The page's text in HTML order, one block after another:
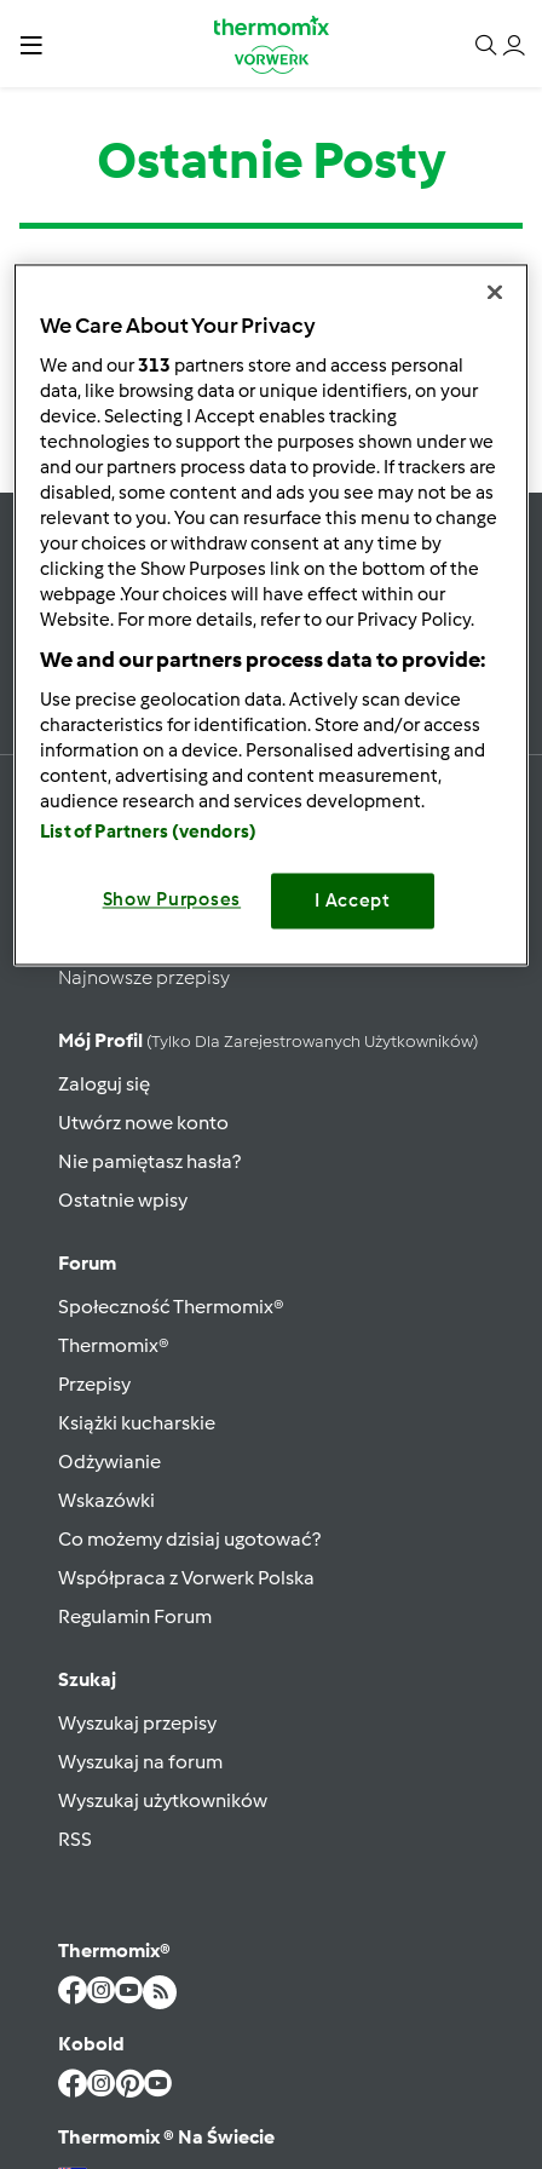
Ostatnie Posty
Ostatni post
Brak informacji o aktywnościach
Bądźna bieżąco
Zapisz się do naszego newslettera
Wyszukaj przepisy
Najnowsze przepisy
Mój Profil (tylko Dla Zarejestrowanych Użytkowników)
Zaloguj się
Utwórz nowe konto
Nie pamiętasz hasła?
Ostatnie wpisy
Forum
Społeczność Thermomix®
Thermomix®
Przepisy
Książki kucharskie
Odżywianie
Wskazówki
Co możemy dzisiaj ugotować?
Współpraca z Vorwerk Polska
Regulamin Forum
Szukaj
Wyszukaj przepisy
Wyszukaj na forum
Wyszukaj użytkowników
RSS
Thermomix®
Kobold
Thermomix ® Na Świecie
We Care About Your Privacy
We and our313 partners store and access personal
data, like browsing data or unique identifiers, on your
device. Selecting I Accept enables tracking
technologies to support the purposes shown under we
and our partners process data to provide. If trackers are
disabled, some content and ads you see may not be as
relevant to you. You can resurface this menu to change
your choices or withdraw consent at any time by
clicking the Show Purposes link on the bottom of the
webpage .Your choices will have effect within our
Website. For more details, refer to our Privacy Policy.
We and our partners process data to provide:
Use precise geolocation data. Actively scan device
characteristics for identification. Store and/or access
information on a device. Personalised advertising and
content, advertising and content measurement,
audience research and services development.
List of Partners (vendors)
Show Purposes I Accept